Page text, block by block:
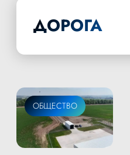
ДОРОГА
ОБЩЕСТВО